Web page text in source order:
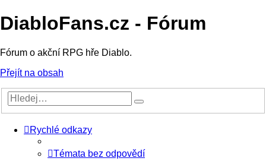
DiabloFans.cz - Fórum
Fórum o akční RPG hře Diablo.
Přejít na obsah
Rychlé odkazy
Témata bez odpovědí